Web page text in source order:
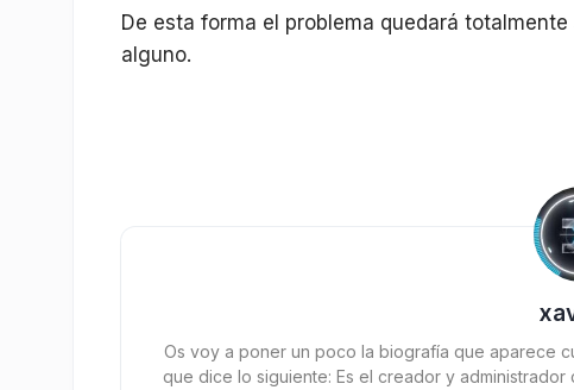
De esta forma el problema quedará
alguno.
Os voy a poner un poco la biografía que aparece
que dice lo siguiente: Es el creador y administrador